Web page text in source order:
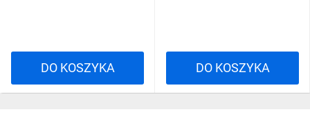
DO KOSZYKA DO KOSZYKA